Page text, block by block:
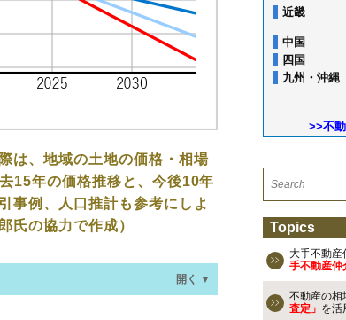
は、地域の土地の価格・相場
15年の価格推移と、今後10年
事例、人口推計も参考にしよ
氏の協力で作成）
開く ▼
近畿
中国
四国
九州・沖縄
>>不
Topics
大手不動産
手不動産仲
不動産の相
査定」 を活